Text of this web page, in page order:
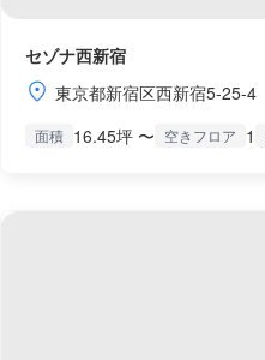
セゾナ西新宿
東京都新宿区西新宿5-25-4
面積 16.45坪 〜 空きフロア 1